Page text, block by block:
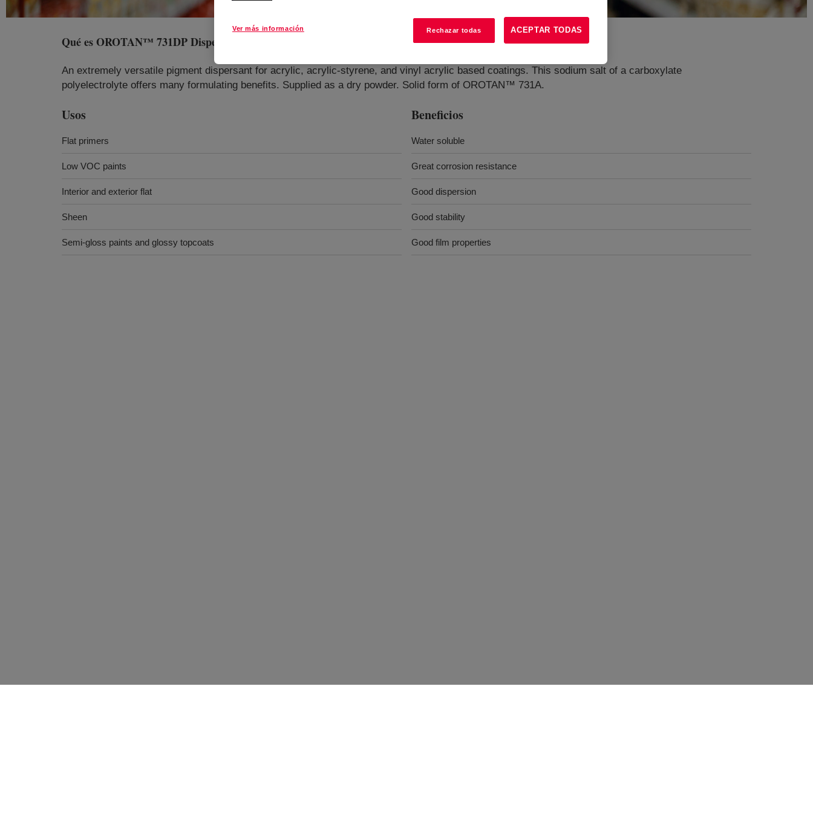
Qué esOROTAN™ 731DP Dispersant
An extremely versatile pigment dispersant for acrylic, acrylic-styrene, and vinyl acrylic based coatings. This sodium salt of a carboxylate
polyelectrolyte offers many formulating benefits. Supplied as a dry powder. Solid form of OROTAN™ 731A.
Usos
Flat primers
Low VOC paints
Interior and exterior flat
Sheen
Semi-gloss paints and glossy topcoats
Beneficios
Water soluble
Great corrosion resistance
Good dispersion
Good stability
Good film properties
Ver más información Rechazar todas ACEPTAR TODAS